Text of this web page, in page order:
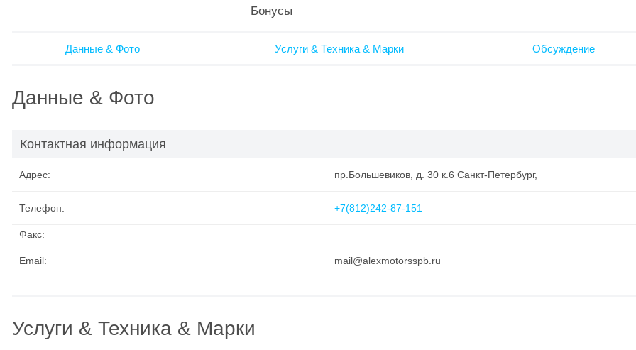
Бонусы
Данные & Фото Услуги & Техника & Марки Обсуждение
Данные & Фото
Контактная информация
Адрес: пр.Большевиков, д. 30 к.6 Санкт-Петербург,
Телефон: +7(812)242-87-151
Факс:
Email: mail@alexmotorsspb.ru
Услуги & Техника & Марки